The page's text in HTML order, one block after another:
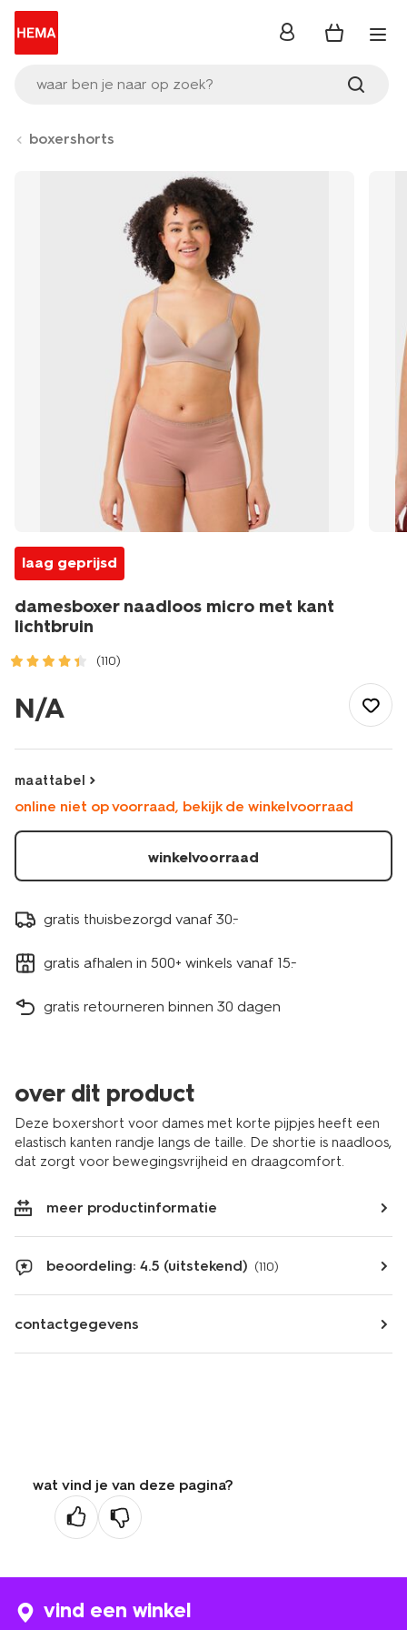
waar ben je naar op zoek?
inloggen
boxershorts
laag geprijsd
damesboxer naadloos micro met kant
lichtbruin
(110)
naadloos-
micro-
kant-
lichtbruin-
N/A
maattabel
online niet op voorraad, bekijk de winkelvoorraad
winkelvoorraad
gratis thuisbezorgd vanaf 30.-
gratis afhalen in 500+ winkels vanaf 15.-
gratis retourneren binnen 30 dagen
over dit product
Deze boxershort voor dames met korte pijpjes heeft een
elastisch kanten randje langs de taille. De shortie is naadloos,
dat zorgt voor bewegingsvrijheid en draagcomfort.
meer productinformatie
beoordeling: 4.5 (uitstekend) (110)
contactgegevens
wat vind je van deze pagina?
vind een winkel